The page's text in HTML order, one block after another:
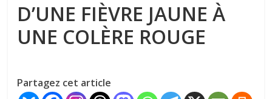
réflexion
éditée
par
syndicale
Solidaires
D’UNE FIÈVRE JAUNE À
UNE COLÈRE ROUGE
Partagez cet article